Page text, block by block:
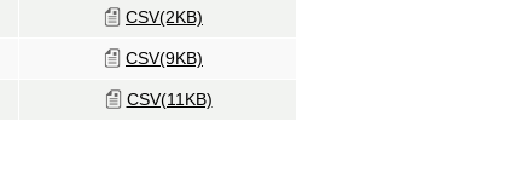
CSV(2KB)
CSV(9KB)
CSV(11KB)